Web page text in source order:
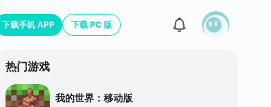
下载手机 APP 下载 PC 版
热门游戏
我的世界：移动版